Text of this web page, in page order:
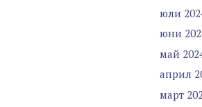
юли
юни
май
април
март